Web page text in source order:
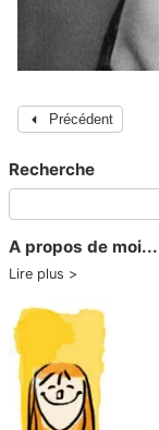
Précédent
Recherche
A propos de moi...
Lire plus